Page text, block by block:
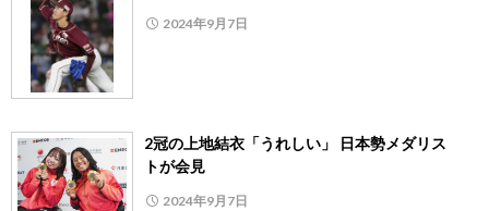
2024年9月7日
2冠の上地結衣「うれしい」 日本勢メダリス
トが会見
2024年9月7日